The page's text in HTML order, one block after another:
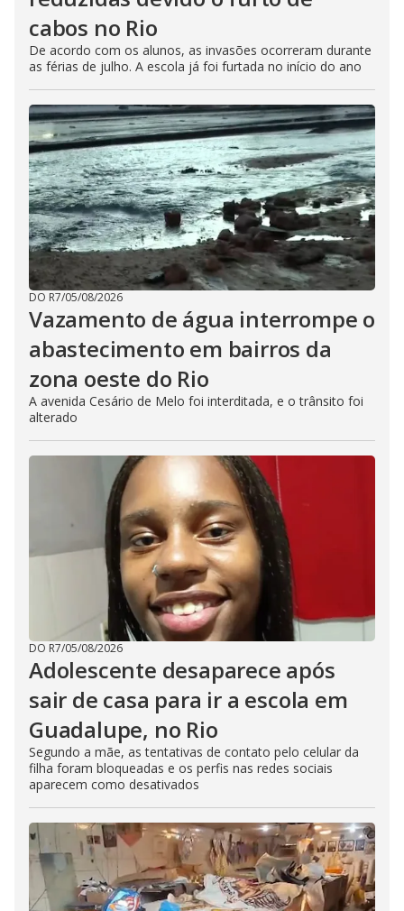
cabos no Rio
De acordo com os alunos, as invasões ocorreram durante
as férias de julho. A escola já foi furtada no início do ano
DO R7/05/08/2026
Vazamento de água interrompe o
abastecimento em bairros da
zona oeste do Rio
A avenida Cesário de Melo foi interditada, e o trânsito foi
alterado
DO R7/05/08/2026
Adolescente desaparece após
sair de casa para ir a escola em
Guadalupe, no Rio
Segundo a mãe, as tentativas de contato pelo celular da
filha foram bloqueadas e os perfis nas redes sociais
aparecem como desativados